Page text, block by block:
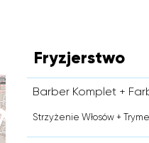
Fryzjerstwo
Barber Komplet +
Strzyżenie Włosów +